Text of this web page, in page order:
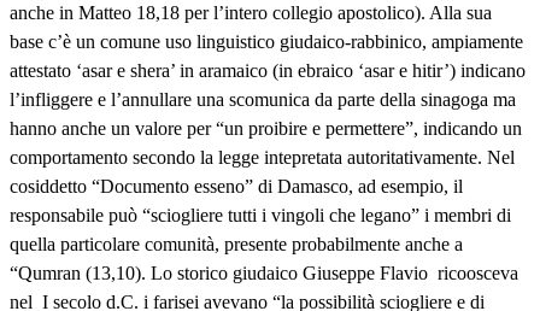
anche in Matteo 18,18 per l’intero collegio apostolico). Alla sua
base c’è un comune uso linguistico giudaico-rabbinico, ampiamente
attestato ‘asar e shera’ in aramaico (in ebraico ‘asar e hitir’) indicano
l’infliggere e l’annullare una scomunica da parte della sinagoga ma
hanno anche un valore per “un proibire e permettere”, indicando un
comportamento secondo la legge intepretata autoritativamente. Nel
cosiddetto “Documento esseno” di Damasco, ad esempio, il
responsabile può “sciogliere tutti i vingoli che legano” i membri di
quella particolare comunità, presente probabilmente anche a
“Qumran (13,10). Lo storico giudaico Giuseppe Flavio ricoosceva
nel I secolo d.C. i farisei avevano “la possibilità sciogliere e di